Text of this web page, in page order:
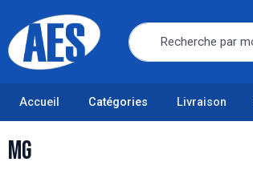
Accueil Catégories Livraison
MG